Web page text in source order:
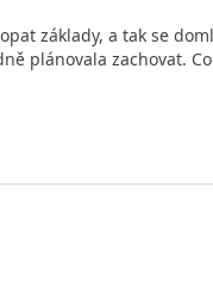
základy, a tak se
plánovala zachovat.